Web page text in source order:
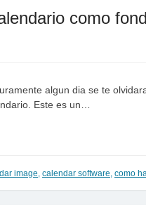
como
algun dia se te
Este es un…
image, calendar software, como